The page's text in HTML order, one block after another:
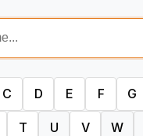
C D E F G
T U V W